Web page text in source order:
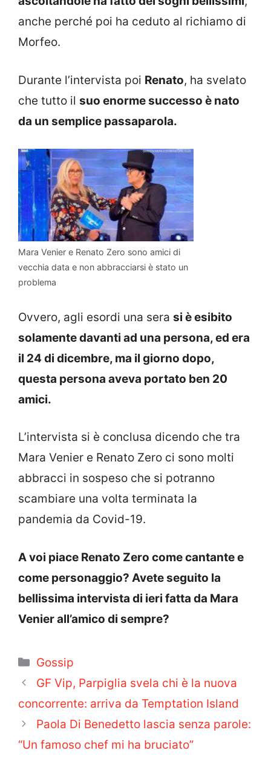
anche perché poi ha ceduto al richiamo di
Morfeo.
Durante l’intervista poi Renato, ha svelato
che tutto il suo enorme successo è nato
da un semplice passaparola.
Mara Venier e Renato Zero sono amici di
vecchia data e non abbracciarsi è stato un
problema
Ovvero, agli esordi una sera si è esibito
solamente davanti ad una persona, ed era
il 24 di dicembre, ma il giorno dopo,
questa persona aveva portato ben 20
amici.
L’intervista si è conclusa dicendo che tra
Mara Venier e Renato Zero ci sono molti
abbracci in sospeso che si potranno
scambiare una volta terminata la
pandemia da Covid-19.
A voi piace Renato Zero come cantante e
come personaggio? Avete seguito la
bellissima intervista di ieri fatta da Mara
Venier all’amico di sempre?
Categorie
Gossip
GF Vip, Parpiglia svela chi è la nuova
concorrente: arriva da Temptation Island
Paola Di Benedetto lascia senza parole:
“Un famoso chef mi ha bruciato”